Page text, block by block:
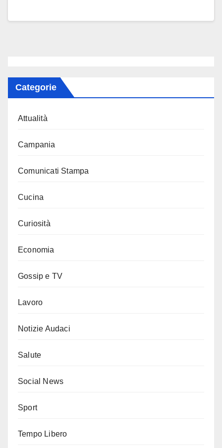
Categorie
Attualità
Campania
Comunicati Stampa
Cucina
Curiosità
Economia
Gossip e TV
Lavoro
Notizie Audaci
Salute
Social News
Sport
Tempo Libero